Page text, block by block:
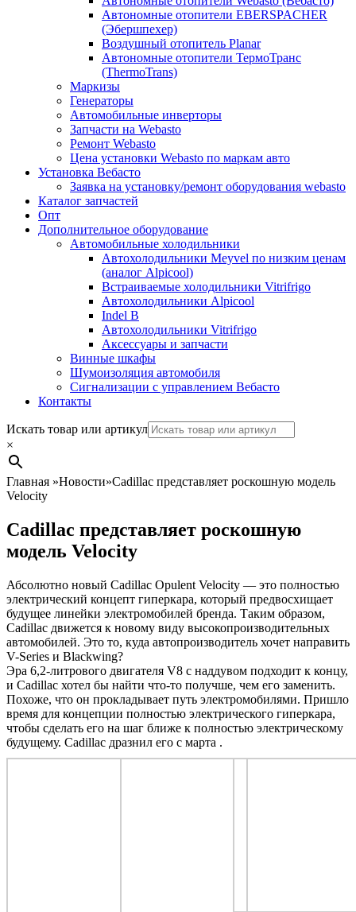
Автономные отопители EBERSPACHER
(Эбершпехер)
Воздушный отопитель Planar
Автономные отопители ТермоТранс
(ThermoTrans)
Маркизы
Генераторы
Автомобильные инверторы
Запчасти на Webasto
Ремонт Webasto
Цена установки Webasto по маркам авто
Установка Вебасто
Заявка на установку/ремонт оборудования webasto
Каталог запчастей
Опт
Дополнительное оборудование
Автомобильные холодильники
Автохолодильники Meyvel по низким ценам
(аналог Alpicool)
Встраиваемые холодильники Vitrifrigo
Автохолодильники Alpicool
Indel B
Автохолодильники Vitrifrigo
Аксессуары и запчасти
Винные шкафы
Шумоизоляция автомобиля
Сигнализации с управлением Вебасто
Контакты
Search
Искать товар или артикул
×
Главная »Новости»Cadillac представляет роскошную модель
Velocity
Cadillac представляет роскошную
модель Velocity
Абсолютно новый Cadillac Opulent Velocity — это полностью
электрический концепт гиперкара, который предвосхищает
будущее линейки электромобилей бренда. Таким образом,
Cadillac движется к новому виду высокопроизводительных
автомобилей. Это то, куда автопроизводитель хочет направить
V-Series и Blackwing?
Эра 6,2-литрового двигателя V8 с наддувом подходит к концу,
и Cadillac хотел бы найти что-то получше, чем его заменить.
Похоже, что он прокладывает путь электромобилями. Пришло
время для концепции полностью электрического гиперкара,
чтобы сделать его на шаг ближе к полностью электрическому
будущему. Cadillac дразнил его с марта .